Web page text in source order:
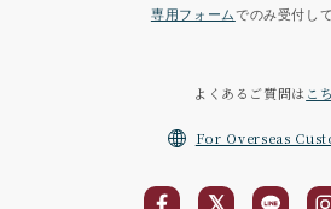
専用フォームでのみ受付し
よくあるご質問は こ
For Overseas